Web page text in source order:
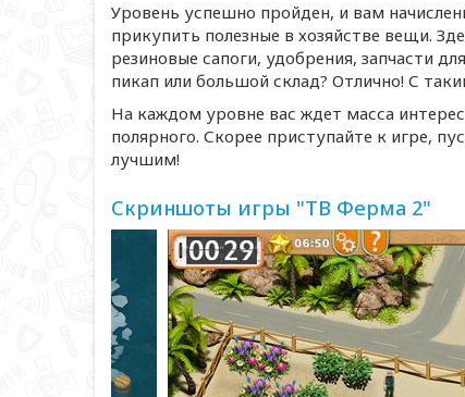
Уровень успешно пройден, и вам
прикупить полезные в хозяйстве вещи.
резиновые сапоги, удобрения, запчасти
пикап или большой склад? Отлично! С
На каждом уровне вас ждет масса
полярного. Скорее приступайте к игре,
лучшим!
Скриншоты игры "ТВ Ферма 2"